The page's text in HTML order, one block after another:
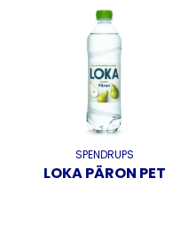
SPENDRUPS
LOKA PÄRON PET